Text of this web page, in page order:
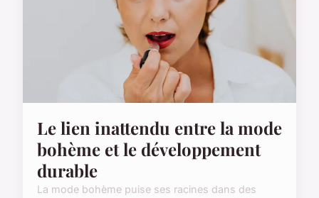
Le lien inattendu entre la mode
bohème et le développement
durable
La mode bohème puise ses racines dans des